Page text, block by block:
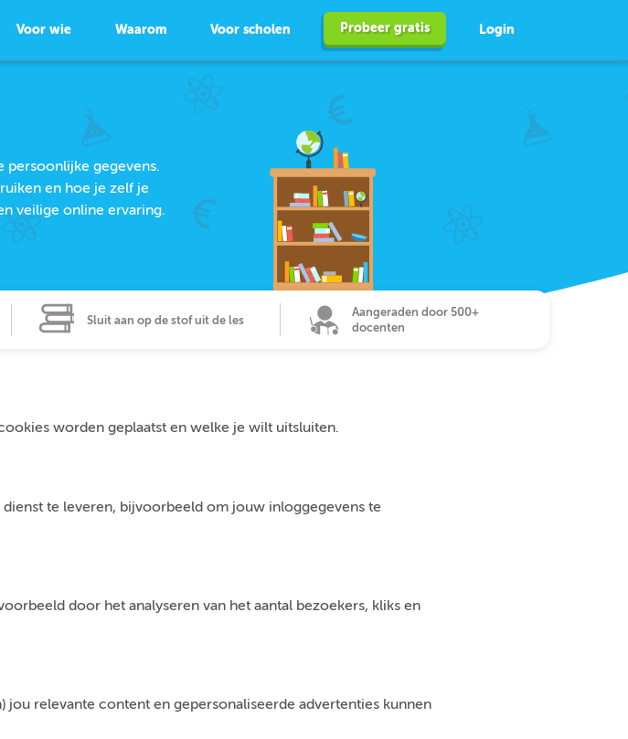
Voor wie Waarom Voor scholen Probeer gratis Login
persoonlijke gegevens.
en hoe je zelf je
veilige online ervaring.
Sluit aan op de stof uit de les
Aangeraden door 500+
docenten
worden geplaatst en welke je wilt uitsluiten.
te leveren, bijvoorbeeld om jouw inloggegevens te
door het analyseren van het aantal bezoekers, kliks en
relevante content en gepersonaliseerde advertenties kunnen